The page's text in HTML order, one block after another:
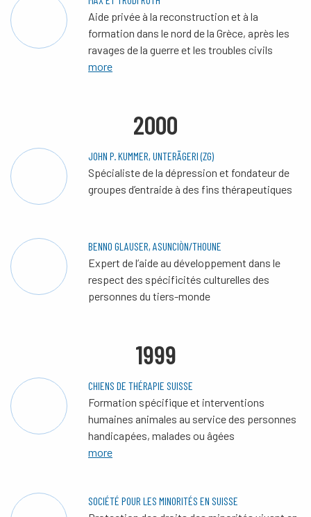
Aide privée à la reconstruction et à la
formation dans le nord de la Grèce, après les
ravages de la guerre et les troubles civils
more
2000
JOHN P. KUMMER, UNTERÄGERI (ZG)
Spécialiste de la dépression et fondateur de
groupes d’entraide à des fins thérapeutiques
BENNO GLAUSER, ASUNCIÒN/THOUNE
Expert de l’aide au développement dans le
respect des spécificités culturelles des
personnes du tiers-monde
1999
CHIENS DE THÉRAPIE SUISSE
Formation spécifique et interventions
humaines animales au service des personnes
handicapées, malades ou âgées
more
SOCIÉTÉ POUR LES MINORITÉS EN SUISSE